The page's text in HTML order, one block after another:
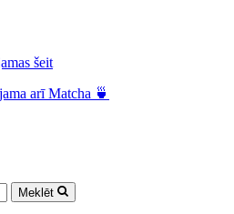
šeit
arī Matcha 🍵
Meklēt